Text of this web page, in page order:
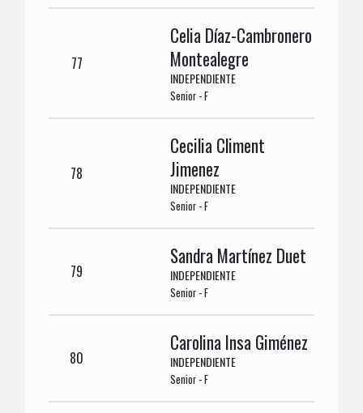
77
Celia Díaz-Cambronero
Montealegre
INDEPENDIENTE
Senior - F
78
Cecilia Climent
Jimenez
INDEPENDIENTE
Senior - F
79
Sandra Martínez Duet
INDEPENDIENTE
Senior - F
80
Carolina Insa Giménez
INDEPENDIENTE
Senior - F